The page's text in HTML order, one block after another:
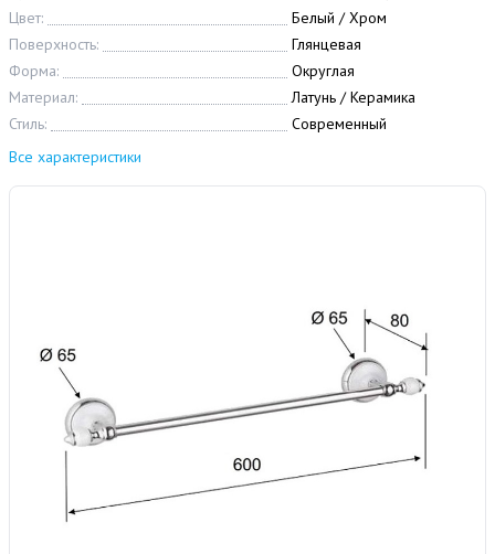
Цвет:
Белый / Хром
Поверхность:
Глянцевая
Форма:
Округлая
Материал:
Латунь / Керамика
Стиль:
Современный
Все характеристики